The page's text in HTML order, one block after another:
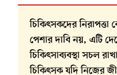
চিকিৎসকদের
পেশার দাবি নয়, এটি
চিকিৎসাব্যবস্থা সচল
চিকিৎসক যদি নিজের